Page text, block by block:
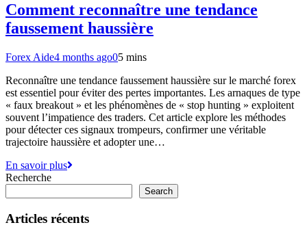
Comment reconnaître une tendance
faussement haussière
Forex Aide4 months ago05 mins
Reconnaître une tendance faussement haussière sur le marché forex
est essentiel pour éviter des pertes importantes. Les arnaques de type
« faux breakout » et les phénomènes de « stop hunting » exploitent
souvent l’impatience des traders. Cet article explore les méthodes
pour détecter ces signaux trompeurs, confirmer une véritable
trajectoire haussière et adopter une…
En savoir plus
Recherche
Search
Articles récents